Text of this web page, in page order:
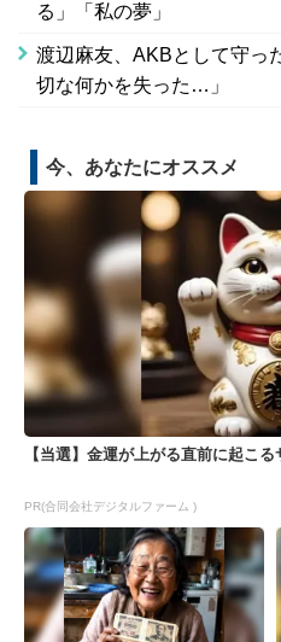
る」「私の夢」
渡辺麻友、AKBとして守っ
切な何かを失った…」
今、あなたにオススメ
【当選】金運が上がる直前に起こる
PR(合同会社デジタルファーム )